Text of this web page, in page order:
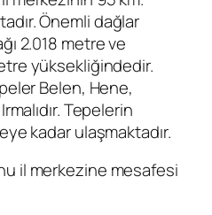
Önemli dağlar
2.018 metre ve
yüksekliğindedir.
Belen, Hene,
Tepelerin
kadar ulaşmaktadır.
il merkezine mesafesi